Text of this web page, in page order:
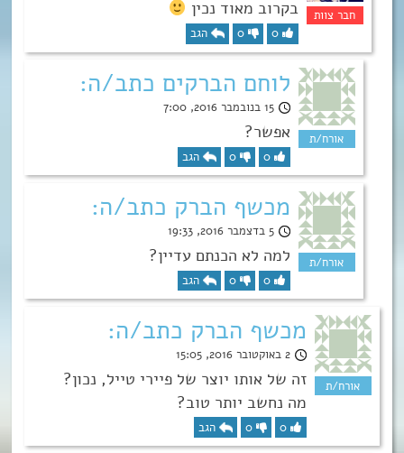
בקרוב מאוד נכין
0
0 הגב
לוחם הברקים כתב/ה:
15 בנובמבר 2016, 7:00
אפשר?
0
0 הגב
מכשף הברק כתב/ה:
5 בדצמבר 2016, 19:33
למה לא הכנתם עדיין?
0
0 הגב
מכשף הברק כתב/ה:
2 באוקטובר 2016, 15:05
זה של אותו יוצר של פיירי טייל, נכון?
מה נחשב יותר טוב?
0
0 הגב